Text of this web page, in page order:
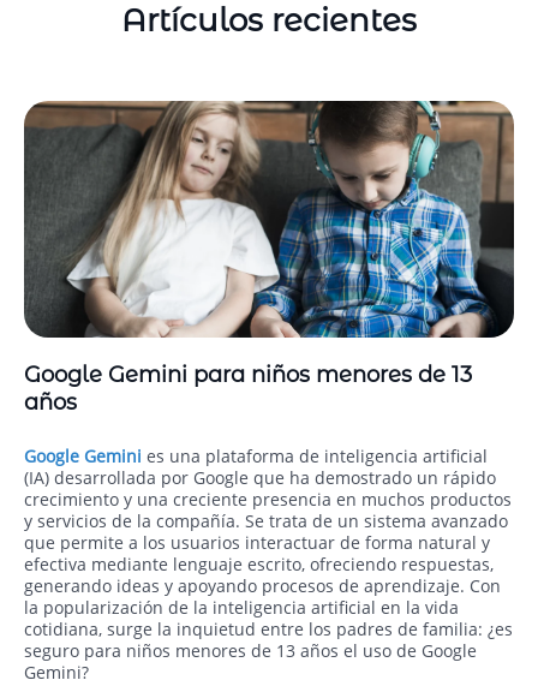
Artículos recientes
Google Gemini para niños menores de 13
años
Google Gemini es una plataforma de inteligencia artificial
(IA) desarrollada por Google que ha demostrado un rápido
crecimiento y una creciente presencia en muchos productos
y servicios de la compañía. Se trata de un sistema avanzado
que permite a los usuarios interactuar de forma natural y
efectiva mediante lenguaje escrito, ofreciendo respuestas,
generando ideas y apoyando procesos de aprendizaje. Con
la popularización de la inteligencia artificial en la vida
cotidiana, surge la inquietud entre los padres de familia: ¿es
seguro para niños menores de 13 años el uso de Google
Gemini?